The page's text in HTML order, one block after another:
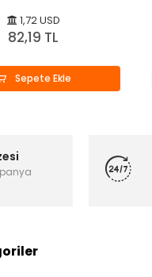
1,72 USD
82,19 TL
Sepete Ekle